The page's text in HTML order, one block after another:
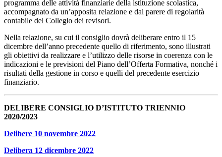
programma delle attività finanziarie della istituzione scolastica,
accompagnato da un’apposita relazione e dal parere di regolarità
contabile del Collegio dei revisori.
Nella relazione, su cui il consiglio dovrà deliberare entro il 15
dicembre dell’anno precedente quello di riferimento, sono illustrati
gli obiettivi da realizzare e l’utilizzo delle risorse in coerenza con le
indicazioni e le previsioni del Piano dell’Offerta Formativa, nonché i
risultati della gestione in corso e quelli del precedente esercizio
finanziario.
DELIBERE CONSIGLIO D’ISTITUTO TRIENNIO
2020/2023
Delibere 10 novembre 2022
Delibera 12 dicembre 2022